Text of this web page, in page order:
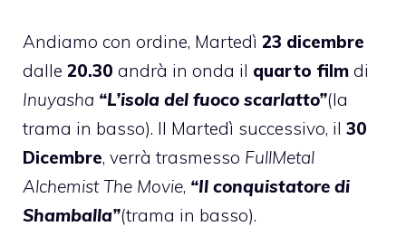
Andiamo con ordine, Martedì 23 dicembre
dalle 20.30 andrà in onda il quarto film di
Inuyasha “L’isola del fuoco scarlatto”(la
trama in basso). Il Martedì successivo, il 30
Dicembre, verrà trasmesso FullMetal
Alchemist The Movie, “Il conquistatore di
Shamballa”(trama in basso).